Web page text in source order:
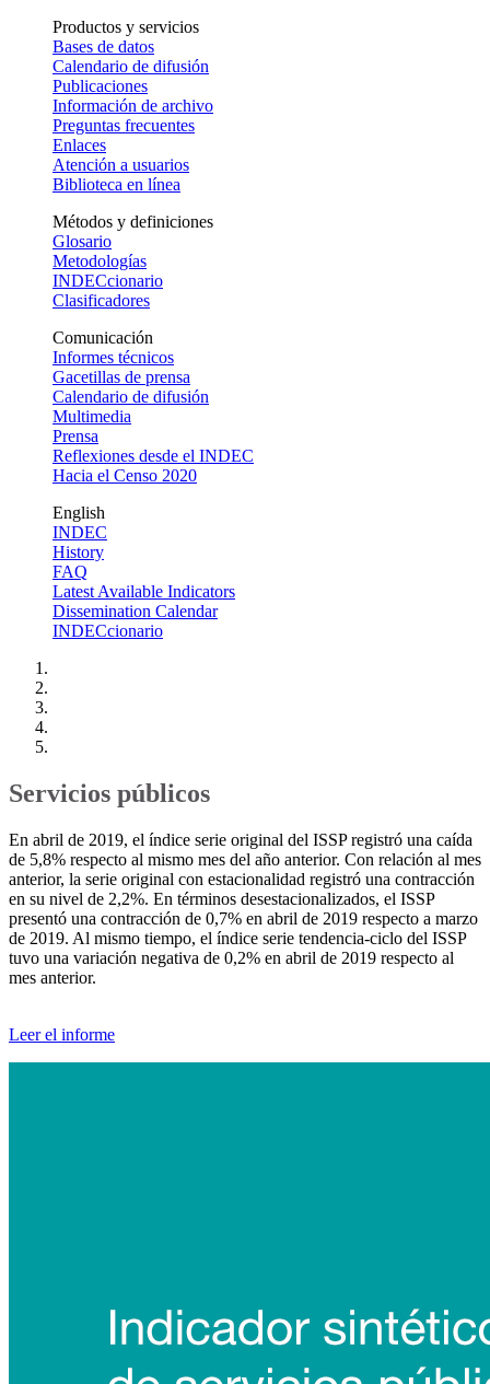
Productos y servicios
Bases de datos
Calendario de difusión
Publicaciones
Información de archivo
Preguntas frecuentes
Enlaces
Atención a usuarios
Biblioteca en línea
Métodos y definiciones
Glosario
Metodologías
INDECcionario
Clasificadores
Comunicación
Informes técnicos
Gacetillas de prensa
Calendario de difusión
Multimedia
Prensa
Reflexiones desde el INDEC
Hacia el Censo 2020
English
INDEC
History
FAQ
Latest Available Indicators
Dissemination Calendar
INDECcionario
Servicios públicos
En abril de 2019, el índice serie original del ISSP registró una caída
de 5,8% respecto al mismo mes del año anterior. Con relación al mes
anterior, la serie original con estacionalidad registró una contracción
en su nivel de 2,2%. En términos desestacionalizados, el ISSP
presentó una contracción de 0,7% en abril de 2019 respecto a marzo
de 2019. Al mismo tiempo, el índice serie tendencia-ciclo del ISSP
tuvo una variación negativa de 0,2% en abril de 2019 respecto al
mes anterior.
Leer el informe